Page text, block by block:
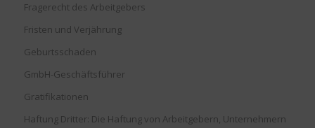
Fragerecht des Arbeitgebers
Fristen und Verjährung
Geburtsschaden
GmbH-Geschäftsführer
Gratifikationen
Haftung Dritter: Die Haftung von Arbeitgebern, Unternehmern